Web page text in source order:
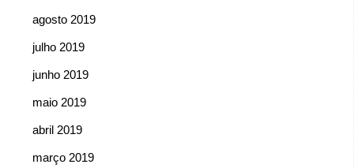
agosto 2019
julho 2019
junho 2019
maio 2019
abril 2019
março 2019